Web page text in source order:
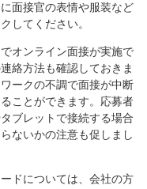
面接官の表情や服装など
してください。
オンライン面接が実施で
絡方法も確認しておきま
ークの不調で面接が中断
ことができます。応募者
ブレットで接続する場合
ないかの注意も促しまし
ドについては、会社の方